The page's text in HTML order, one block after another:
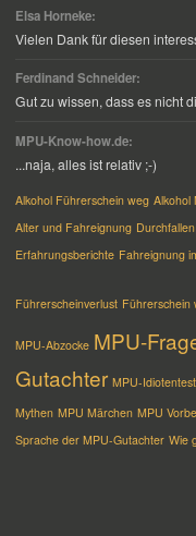
Elsa Horneke:
Vielen Dank für diesen
Ferdinand Schneider:
Gut zu wissen, dass es nicht
MPU-Know-how.de:
...naja, alles ist relativ ;-)
Alkohol Führerschein weg Alkohol
Alter und Fahreignung
Erfahrungsberichte Fahreignung
Führerscheinverlust Führerschein
MPU-Abzocke MPU-
Gutachter MPU-Idiotentest
Mythen MPU Märchen MPU
Sprache der MPU-Gutachter Wie